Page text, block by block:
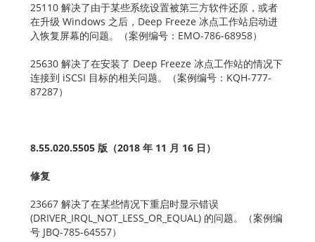
25110 解决了由于某些系统设置被第三方软件还原，或者
在升级 Windows 之后，Deep Freeze 冰点工作站启动进
入恢复屏幕的问题。（案例编号：EMO-786-68958）
25630 解决了在安装了 Deep Freeze 冰点工作站的情况下
连接到 iSCSI 目标的相关问题。（案例编号：KQH-777-
87287）
8.55.020.5505 版（2018 年 11 月 16 日）
修复
23667 解决了在某些情况下重启时显示错误
(DRIVER_IRQL_NOT_LESS_OR_EQUAL) 的问题。（案例编
号 JBQ-785-64557）